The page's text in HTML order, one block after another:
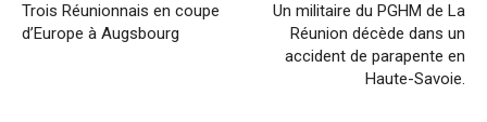
Trois Réunionnais en coupe
d’Europe à Augsbourg
Un militaire du PGHM de La
Réunion décède dans un
accident de parapente en
Haute-Savoie.